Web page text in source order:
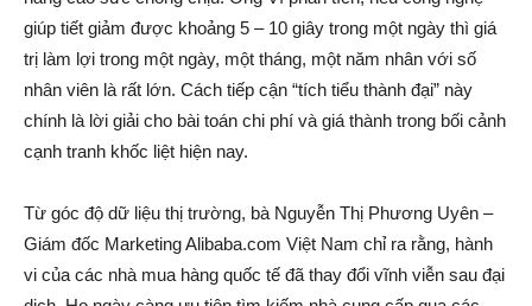
giúp tiết giảm được khoảng 5 – 10 giây trong một ngày thì giá
trị làm lợi trong một ngày, một tháng, một năm nhân với số
nhân viên là rất lớn. Cách tiếp cận “tích tiểu thành đại” này
chính là lời giải cho bài toán chi phí và giá thành trong bối cảnh
cạnh tranh khốc liệt hiện nay.
Từ góc độ dữ liệu thị trường, bà Nguyễn Thị Phương Uyên –
Giám đốc Marketing Alibaba.com Việt Nam chỉ ra rằng, hành
vi của các nhà mua hàng quốc tế đã thay đổi vĩnh viễn sau đại